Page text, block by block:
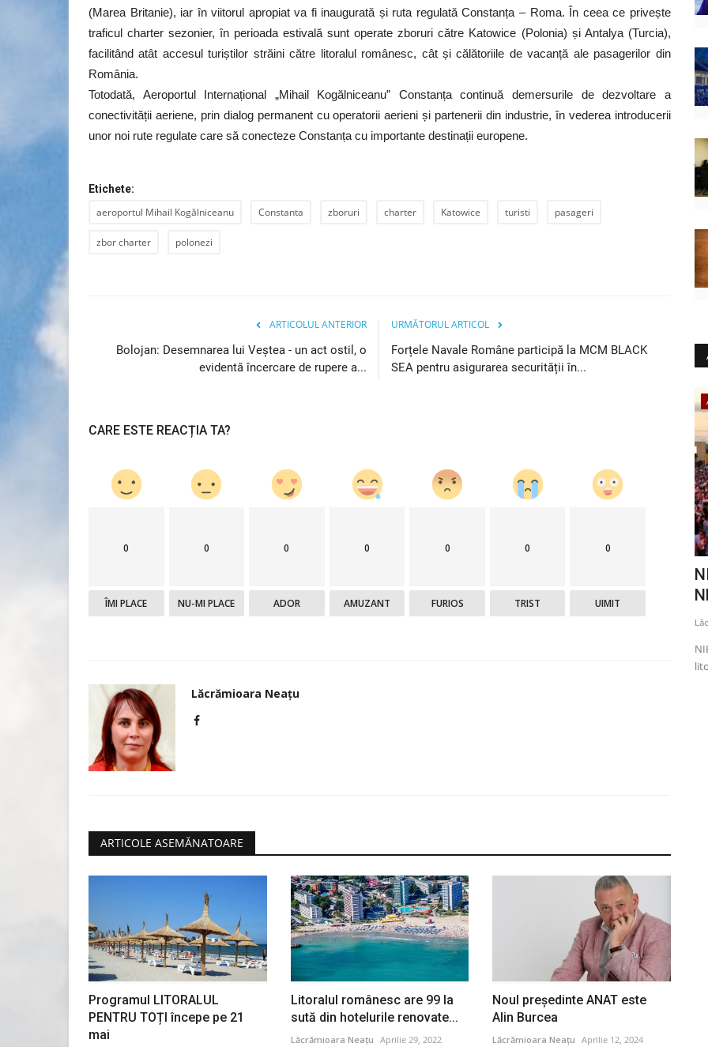
(Marea Britanie), iar în viitorul apropiat va fi inaugurată și ruta regulată Constanța – Roma. În ceea ce privește
traficul charter sezonier, în perioada estivală sunt operate zboruri către Katowice (Polonia) și Antalya (Turcia),
facilitând atât accesul turiștilor străini către litoralul românesc, cât și călătoriile de vacanță ale pasagerilor din
România.
Totodată, Aeroportul Internațional „Mihail Kogălniceanu” Constanța continuă demersurile de dezvoltare a
conectivității aeriene, prin dialog permanent cu operatorii aerieni și partenerii din industrie, în vederea introducerii
unor noi rute regulate care să conecteze Constanța cu importante destinații europene.
Etichete:
aeroportul Mihail Kogălniceanu Constanta zboruri charter Katowice turisti pasageri
zbor charter polonezi
ARTICOLUL ANTERIOR
Bolojan: Desemnarea lui Veștea - un act ostil, o
evidentă încercare de rupere a...
URMĂTORUL ARTICOL
Forțele Navale Române participă la MCM BLACK
SEA pentru asigurarea securității în...
CARE ESTE REACȚIA TA?
0
ÎMI PLACE
0
NU-MI PLACE
0
ADOR
0
AMUZANT
0
FURIOS
0
TRIST
0
UIMIT
Lăcrămioara Neațu
ARTICOLE ASEMĂNATOARE
Programul LITORALUL
PENTRU TOȚI începe pe 21
mai
Litoralul românesc are 99 la
sută din hotelurile renovate...
Lăcrămioara Neațu Aprilie 29, 2022
Noul președinte ANAT este
Alin Burcea
Lăcrămioara Neațu
Aprilie 12, 2024
turneului de la...
decedat la vârsta de...